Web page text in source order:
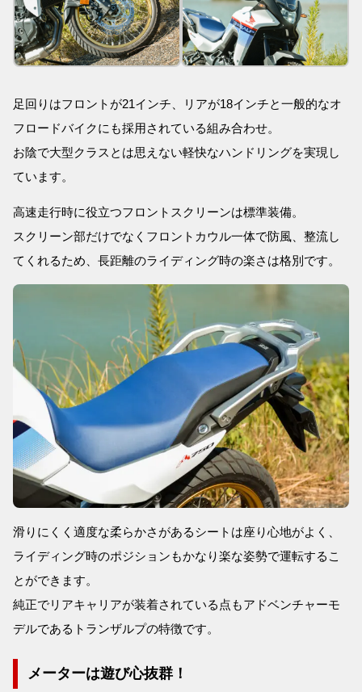
足回りはフロントが21インチ、リアが18インチと一般的なオ
フロードバイクにも採用されている組み合わせ。
お陰で大型クラスとは思えない軽快なハンドリングを実現し
ています。
高速走行時に役立つフロントスクリーンは標準装備。
スクリーン部だけでなくフロントカウル一体で防風、整流し
てくれるため、長距離のライディング時の楽さは格別です。
滑りにくく適度な柔らかさがあるシートは座り心地がよく、
ライディング時のポジションもかなり楽な姿勢で運転するこ
とができます。
純正でリアキャリアが装着されている点もアドベンチャーモ
デルであるトランザルプの特徴です。
メーターは遊び心抜群！